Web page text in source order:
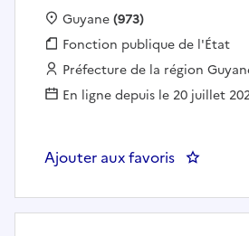
Localisation :
Guyane(973)
Fonction publique :
Fonction publique de l'État
Employeur :
Préfecture de la région
En ligne depuis le 20 juillet
Ajouter aux favoris :